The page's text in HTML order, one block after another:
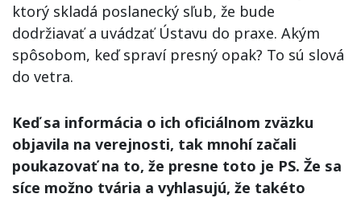
ktorý skladá poslanecký sľub, že bude
dodržiavať a uvádzať Ústavu do praxe. Akým
spôsobom, keď spraví presný opak? To sú slová
do vetra.
Keď sa informácia o ich oficiálnom zväzku
objavila na verejnosti, tak mnohí začali
poukazovať na to, že presne toto je PS. Že sa
síce možno tvária a vyhlasujú, že takéto